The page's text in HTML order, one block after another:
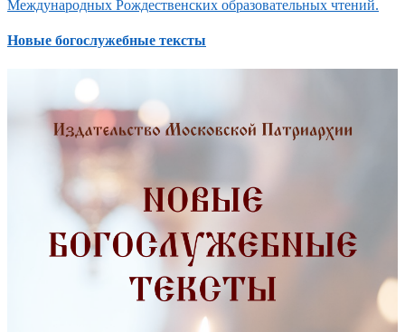
Международных Рождественских образовательных чтений.
Новые богослужебные тексты